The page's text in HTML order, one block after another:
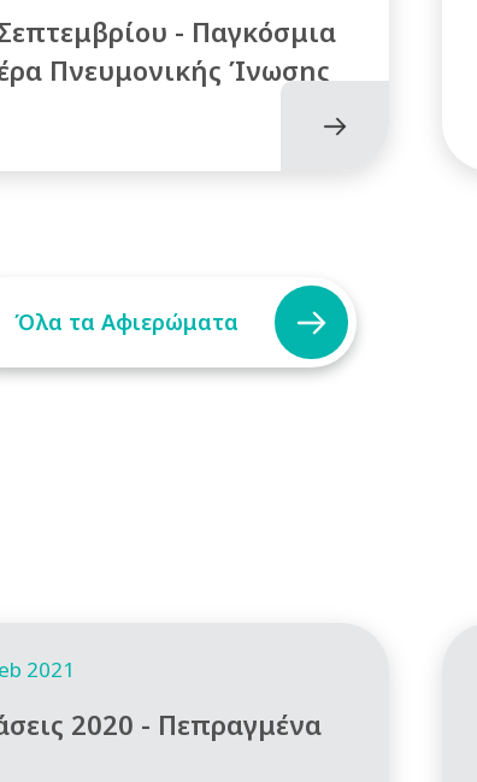
- Παγκόσμια
Πνευμονικής Ίνωσης
Όλα τα Αφιερώματα
2021
2020 - Πεπραγμένα